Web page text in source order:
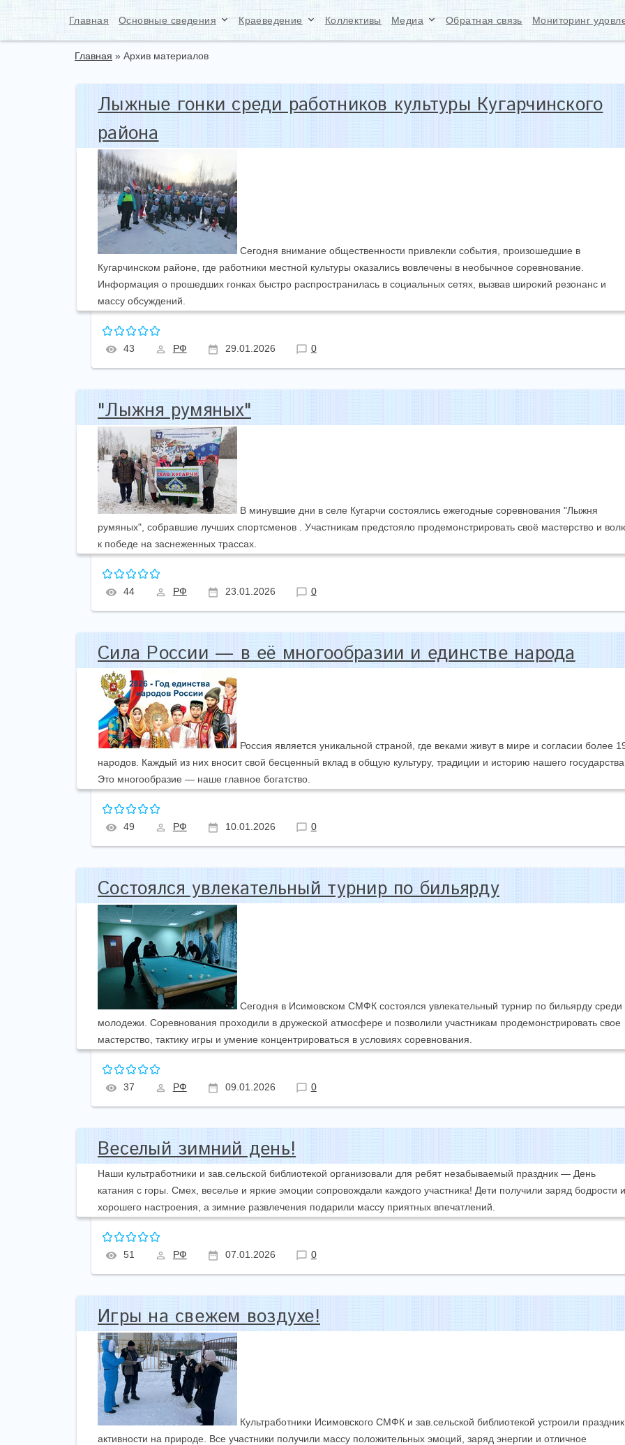
Главная Основные сведения keyboard_arrow_down Краеведение keyboard_arrow_down Коллективы Медиа keyboard_arrow_down Обратная связь Мониторинг
Главная » Архив материалов
Лыжные гонки среди работников культуры Кугарчинского
района
Сегодня внимание общественности привлекли события, произошедшие в
Кугарчинском районе, где работники местной культуры оказались вовлечены в необычное соревнование.
Информация о прошедших гонках быстро распространилась в социальных сетях, вызвав широкий резонанс и
массу обсуждений.
43 РФ 29.01.2026 0
"Лыжня румяных"
В минувшие дни в селе Кугарчи состоялись ежегодные соревнования "Лыжня
румяных", собравшие лучших спортсменов . Участникам предстояло продемонстрировать своё мастерство и
к победе на заснеженных трассах.
44 РФ 23.01.2026 0
Сила России — в её многообразии и единстве народа
Россия является уникальной страной, где веками живут в мире и согласии более
народов. Каждый из них вносит свой бесценный вклад в общую культуру, традиции и историю нашего
Это многообразие — наше главное богатство.
49 РФ 10.01.2026 0
Состоялся увлекательный турнир по бильярду
Сегодня в Исимовском СМФК состоялся увлекательный турнир по бильярду среди
молодежи. Соревнования проходили в дружеской атмосфере и позволили участникам продемонстрировать свое
мастерство, тактику игры и умение концентрироваться в условиях соревнования.
37 РФ 09.01.2026 0
Веселый зимний день!
Наши культработники и зав.сельской библиотекой организовали для ребят незабываемый праздник — День
катания с горы. Смех, веселье и яркие эмоции сопровождали каждого участника! Дети получили заряд бодрости и
хорошего настроения, а зимние развлечения подарили массу приятных впечатлений.
51 РФ 07.01.2026 0
Игры на свежем воздухе!
Культработники Исимовского СМФК и зав.сельской библиотекой устроили праздник
активности на природе. Все участники получили массу положительных эмоций, заряд энергии и отличное